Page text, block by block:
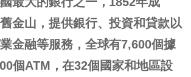
金山，提供銀行、投資和貸款以
金融等服務，全球有7,600個據
個ATM，在32個國家和地區設